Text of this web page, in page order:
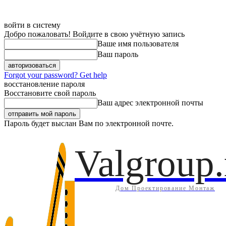
войти в систему
Добро пожаловать! Войдите в свою учётную запись
Ваше имя пользователя
Ваш пароль
Forgot your password? Get help
восстановление пароля
Восстановите свой пароль
Ваш адрес электронной почты
Пароль будет выслан Вам по электронной почте.
Дом Проектирование Монтаж